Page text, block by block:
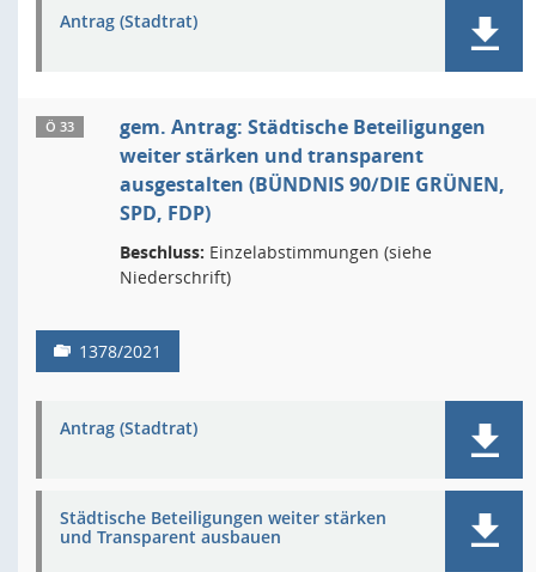
Antrag (Stadtrat)
Ö 33
gem. Antrag: Städtische Beteiligungen
weiter stärken und transparent
ausgestalten (BÜNDNIS 90/DIE GRÜNEN,
SPD, FDP)
Beschluss: Einzelabstimmungen (siehe
Niederschrift)
1378/2021
Antrag (Stadtrat)
Städtische Beteiligungen weiter stärken
und Transparent ausbauen